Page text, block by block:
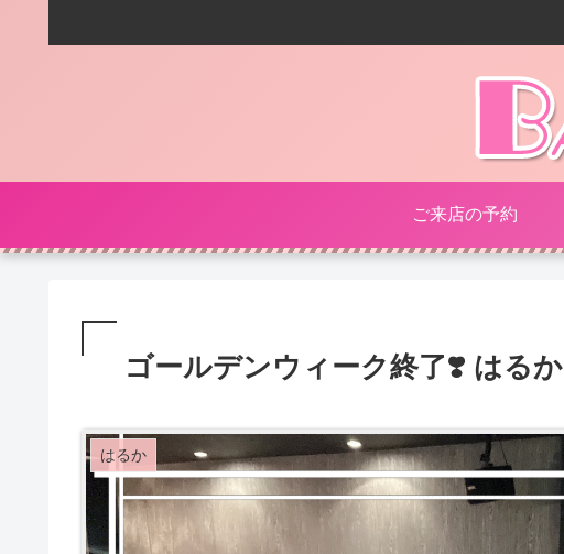
ご来店の予約
ゴールデンウィーク終了❣️ はるか
はるか